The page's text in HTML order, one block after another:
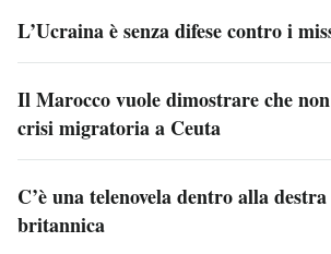
L’Ucraina è senza difese contro i
Il Marocco vuole dimostrare che
crisi migratoria a Ceuta
C’è una telenovela dentro alla
britannica